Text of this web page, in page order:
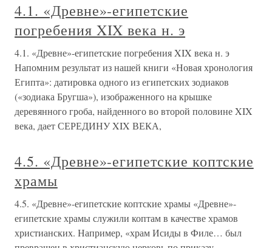
4.1. «Древне»-египетские
погребения XIX века н. э
4.1. «Древне»-египетские погребения XIX века н. э
Напомним результат из нашей книги «Новая хронология
Египта»: датировка одного из египетских зодиаков
(«зодиака Бругша»), изображенного на крышке
деревянного гроба, найденного во второй половине XIX
века, дает СЕРЕДИНУ XIX ВЕКА,
4.5. «Древне»-египетские коптские
храмы
4.5. «Древне»-египетские коптские храмы «Древне»-
египетские храмы служили коптам в качестве храмов
христианских. Например, «храм Исиды в Филе… был